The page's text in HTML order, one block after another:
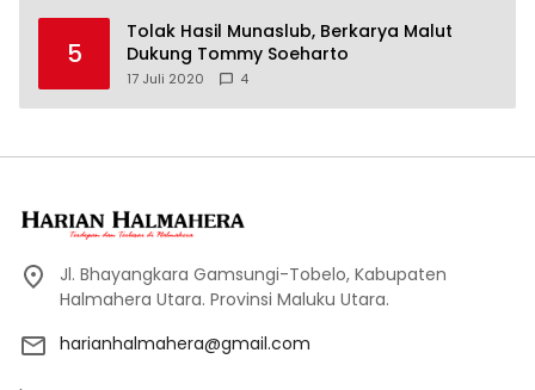
5
Tolak Hasil Munaslub, Berkarya Malut
Dukung Tommy Soeharto
17 Juli 2020 4
Jl. Bhayangkara Gamsungi-Tobelo, Kabupaten
Halmahera Utara. Provinsi Maluku Utara.
harianhalmahera@gmail.com